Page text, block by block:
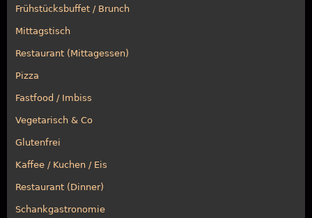
Frühstücksbuffet / Brunch
Mittagstisch
Restaurant (Mittagessen)
Pizza
Fastfood / Imbiss
Vegetarisch & Co
Glutenfrei
Kaffee / Kuchen / Eis
Restaurant (Dinner)
Schankgastronomie